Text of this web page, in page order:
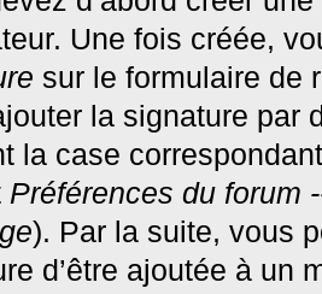
Une fois créée,
sur le formulaire de
la signature par
la case
Préférences du forum
). Par la suite, vous
d’être ajoutée à un